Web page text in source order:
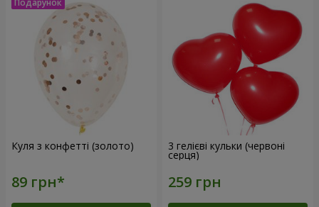
Куля з конфетті (золото) 3 гелієві кульки (червоні
серця)